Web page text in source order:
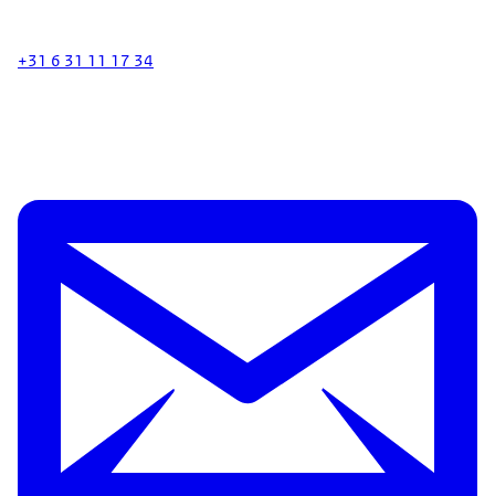
+31 6 31 11 17 34